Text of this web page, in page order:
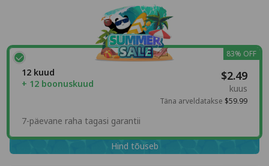
12 kuud
+ 12 boonuskuud
$2.49
kuus
Täna arveldatakse $59.99
83% OFF
7-päevane raha tagasi garantii
Hind tõuseb